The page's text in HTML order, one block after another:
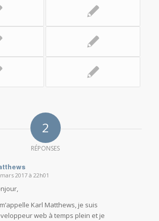
2
RÉPONSES
2017 à 22h01
m’appelle Karl Matthews, je suis
web à temps plein et je